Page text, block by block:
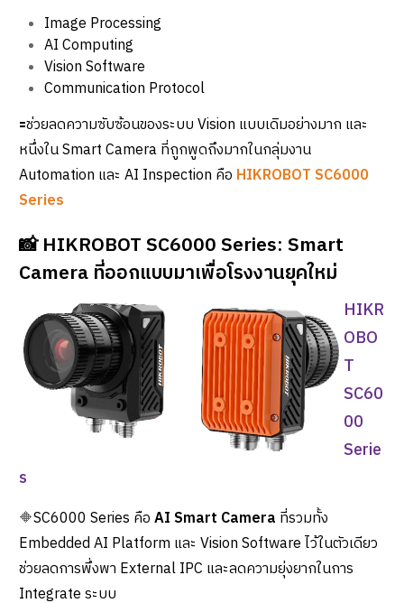
Image Processing
AI Computing
Vision Software
Communication Protocol
🟰ช่วยลดความซับซ้อนของระบบ Vision แบบเดิมอย่างมาก และ
หนึ่งใน Smart Camera ที่ถูกพูดถึงมากในกลุ่มงาน
Automation และ AI Inspection คือ HIKROBOT SC6000
Series
📸 HIKROBOT SC6000 Series: Smart
Camera ที่ออกแบบมาเพื่อโรงงานยุคใหม่
HIKR
OBO
T
SC60
00
Serie
s
🔶SC6000 Series คือAI Smart Camera ที่รวมทั้ง
Embedded AI Platform และ Vision Software ไว้ในตัวเดียว
ช่วยลดการพึ่งพา External IPC และลดความยุ่งยากในการ
Integrate ระบบ